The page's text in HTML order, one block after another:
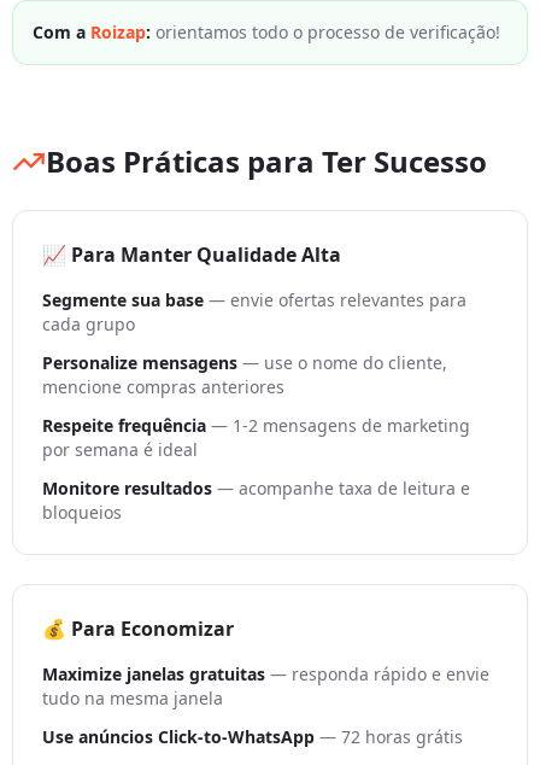
Com a Roizap: orientamos todo o processo de verificação!
Boas Práticas para Ter Sucesso
📈 Para Manter Qualidade Alta
Segmente sua base — envie ofertas relevantes para
cada grupo
Personalize mensagens — use o nome do cliente,
mencione compras anteriores
Respeite frequência — 1-2 mensagens de marketing
por semana é ideal
Monitore resultados — acompanhe taxa de leitura e
bloqueios
💰 Para Economizar
Maximize janelas gratuitas — responda rápido e envie
tudo na mesma janela
Use anúncios Click-to-WhatsApp — 72 horas grátis